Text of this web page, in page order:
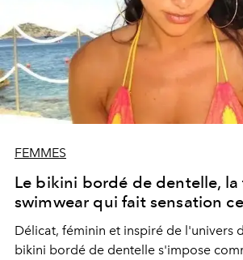
FEMMES
Le bikini bordé de dentelle, la
swimwear qui fait sensation
Délicat, féminin et inspiré de l'univers
bikini bordé de dentelle s'impose